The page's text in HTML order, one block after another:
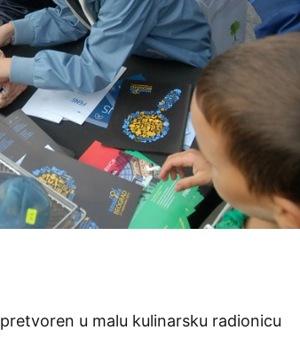
u malu kulinarsku radionicu